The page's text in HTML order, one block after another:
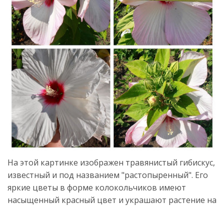
На этой картинке изображен травянистый гибискус,
известный и под названием "растопыренный". Его
яркие цветы в форме колокольчиков имеют
насыщенный красный цвет и украшают растение на